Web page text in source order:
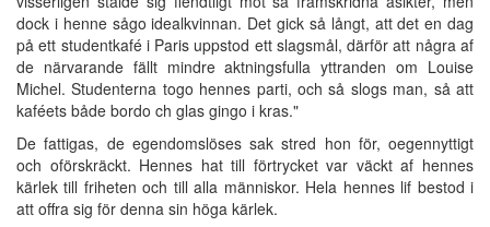
dock i henne sågo idealkvinnan. Det gick så långt, att det en dag
på ett studentkafé i Paris uppstod ett slagsmål, därför att några af
de närvarande fällt mindre aktningsfulla yttranden om Louise
Michel. Studenterna togo hennes parti, och så slogs man, så att
kaféets både bordo ch glas gingo i kras."
De fattigas, de egendomslöses sak stred hon för, oegennyttigt
och oförskräckt. Hennes hat till förtrycket var väckt af hennes
kärlek till friheten och till alla människor. Hela hennes lif bestod i
att offra sig för denna sin höga kärlek.